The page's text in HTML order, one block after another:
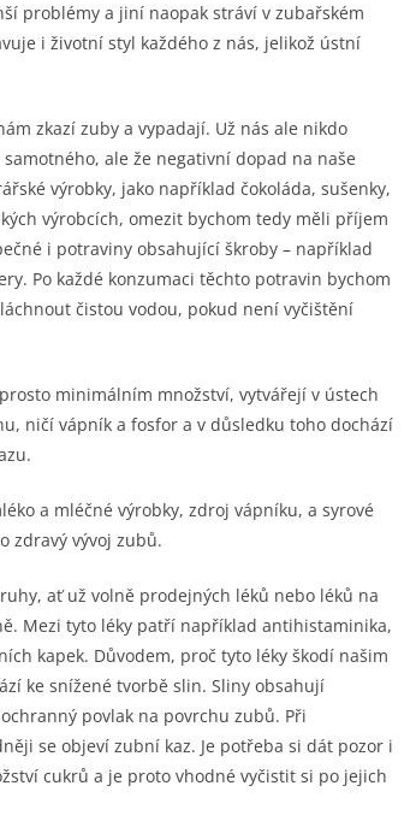
problémy a jiní naopak stráví v zubařském
i životní styl každého z nás, jelikož ústní
zkazí zuby a vypadají. Už nás ale nikdo
ale že negativní dopad na naše
výrobky, jako například čokoláda, sušenky,
výrobcích, omezit bychom tedy měli příjem
i potraviny obsahující škroby – například
Po každé konzumaci těchto potravin bychom
čistou vodou, pokud není vyčištění
minimálním množství, vytvářejí v ústech
ničí vápník a fosfor a v důsledku toho dochází
a mléčné výrobky, zdroj vápníku, a syrové
zdravý vývoj zubů.
ať už volně prodejných léků nebo léků na
Mezi tyto léky patří například antihistaminika,
kapek. Důvodem, proč tyto léky škodí našim
ke snížené tvorbě slin. Sliny obsahují
povlak na povrchu zubů. Při
se objeví zubní kaz. Je potřeba si dát pozor i
cukrů a je proto vhodné vyčistit si po jejich